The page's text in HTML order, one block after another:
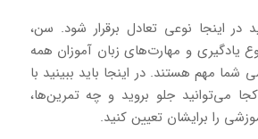
در اینجا نوعی تعادل برقرار شود. سن،
یادگیری و مهارت‌های زبان آموزان همه
شما مهم هستند. در اینجا باید ببینید با
می‌توانید جلو بروید و چه تمرین‌ها،
را برایشان تعیین کنید.